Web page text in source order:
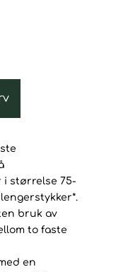
størrelse 75-
bruk av
to faste
en